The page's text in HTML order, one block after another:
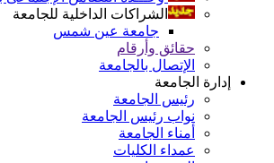
الشراكات الداخلية للجامعة
جامعة عين شمس
حقائق وأرقام
الإتصال بالجامعة
إدارة الجامعة
رئيس الجامعة
نواب رئيس الجامعة
أمناء الجامعة
عمداء الكليات